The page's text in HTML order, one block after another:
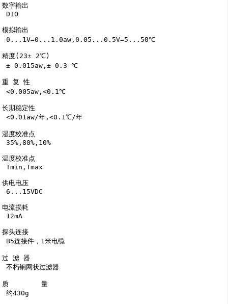
数字输出
DIO
模拟输出
0...1V=0...1.0aw,0.05...0.5V=5...50℃
精度(23± 2℃)
± 0.015aw,± 0.3 ℃
重 复 性
<0.005aw,<0.1℃
长期稳定性
<0.01aw/年,<0.1℃/年
湿度校准点
35%,80%,10%
温度校准点
Tmin,Tmax
供电电压
6...15VDC
电流损耗
探头连接
过 滤 器
不朽钢网状过滤器
质        量
约430g